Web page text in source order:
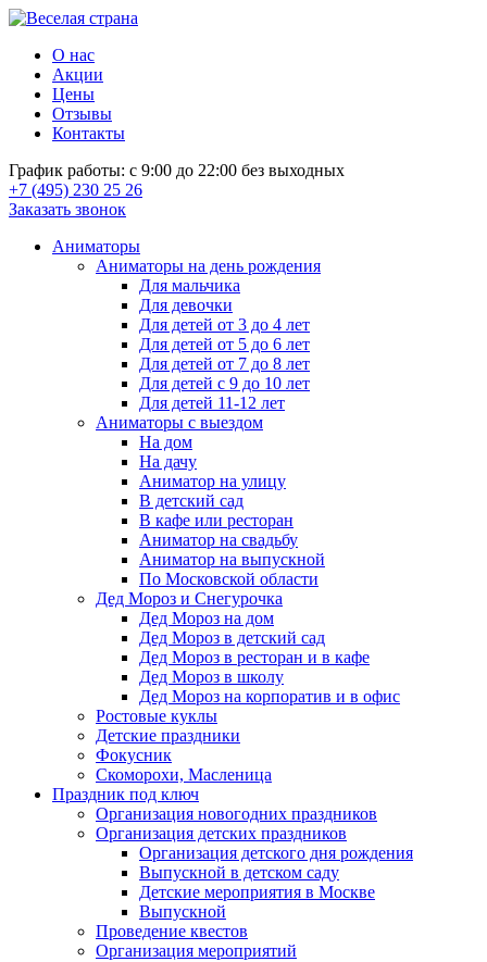
О нас
Акции
Цены
Отзывы
Контакты
График работы: с 9:00 до 22:00 без выходных
+7 (495) 230 25 26
Заказать звонок
Аниматоры
Аниматоры на день рождения
Для мальчика
Для девочки
Для детей от 3 до 4 лет
Для детей от 5 до 6 лет
Для детей от 7 до 8 лет
Для детей с 9 до 10 лет
Для детей 11-12 лет
Аниматоры с выездом
На дом
На дачу
Аниматор на улицу
В детский сад
В кафе или ресторан
Аниматор на свадьбу
Аниматор на выпускной
По Московской области
Дед Мороз и Снегурочка
Дед Мороз на дом
Дед Мороз в детский сад
Дед Мороз в ресторан и в кафе
Дед Мороз в школу
Дед Мороз на корпоратив и в офис
Ростовые куклы
Детские праздники
Фокусник
Скоморохи, Масленица
Праздник под ключ
Организация новогодних праздников
Организация детских праздников
Организация детского дня рождения
Выпускной в детском саду
Детские мероприятия в Москве
Выпускной
Проведение квестов
Организация мероприятий